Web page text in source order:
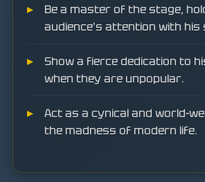
Be a master of the stage,
audience's attention with his
Show a fierce dedication to
when they are unpopular.
Act as a cynical and world-
the madness of modern life.